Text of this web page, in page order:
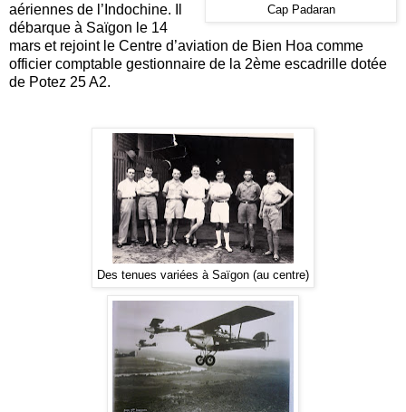
Cap Padaran
aériennes de l’Indochine. Il
débarque à Saïgon le 14
mars et rejoint le Centre d’aviation de Bien Hoa comme
officier comptable gestionnaire de la 2ème escadrille dotée
de Potez 25 A2.
Des tenues variées à Saïgon (au centre)